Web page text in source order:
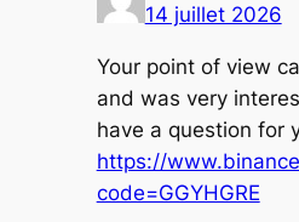
14 juillet 2026
Your point of view
and was very
have a question for
https://
code=GGYHGRE